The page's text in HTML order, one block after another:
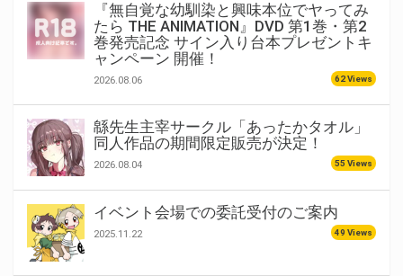
『無自覚な幼馴染と興味本位でヤってみ
たら THE ANIMATION』DVD 第1巻・第2
巻発売記念 サイン入り台本プレゼントキ
ャンペーン 開催！
2026.08.06 62 Views
緜先生主宰サークル「あったかタオル」
同人作品の期間限定販売が決定！
2026.08.04 55 Views
イベント会場での委託受付のご案内
2025.11.22 49 Views